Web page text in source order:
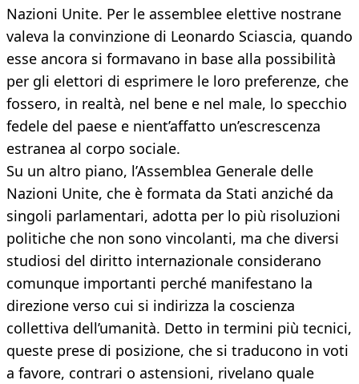
Nazioni Unite. Per le assemblee elettive nostrane
valeva la convinzione di Leonardo Sciascia, quando
esse ancora si formavano in base alla possibilità
per gli elettori di esprimere le loro preferenze, che
fossero, in realtà, nel bene e nel male, lo specchio
fedele del paese e nient’affatto un’escrescenza
estranea al corpo sociale.
Su un altro piano, l’Assemblea Generale delle
Nazioni Unite, che è formata da Stati anziché da
singoli parlamentari, adotta per lo più risoluzioni
politiche che non sono vincolanti, ma che diversi
studiosi del diritto internazionale considerano
comunque importanti perché manifestano la
direzione verso cui si indirizza la coscienza
collettiva dell’umanità. Detto in termini più tecnici,
queste prese di posizione, che si traducono in voti
a favore, contrari o astensioni, rivelano quale